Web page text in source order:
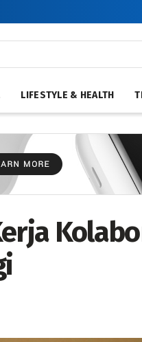
LIFESTYLE & HEALTH